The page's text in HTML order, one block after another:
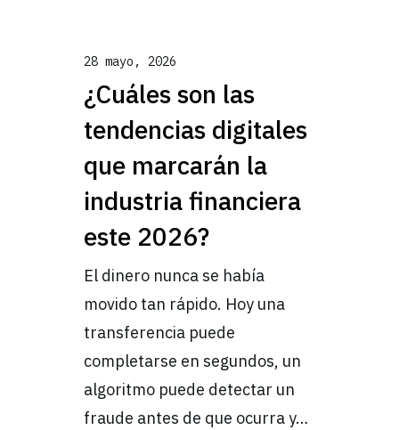
28 mayo, 2026
¿Cuáles son las
tendencias digitales
que marcarán la
industria financiera
este 2026?
El dinero nunca se había
movido tan rápido. Hoy una
transferencia puede
completarse en segundos, un
algoritmo puede detectar un
fraude antes de que ocurra y…